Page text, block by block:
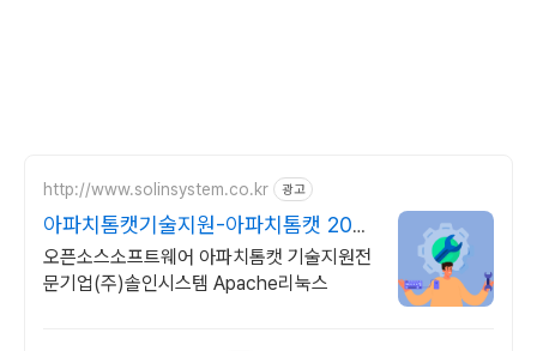
http://www.solinsystem.co.kr 광고
아파치톰캣기술지원-아파치톰캣 20년
이상 기술지원 노하우
오픈소스소프트웨어 아파치톰캣 기술지원전
문기업(주)솔인시스템 Apache리눅스